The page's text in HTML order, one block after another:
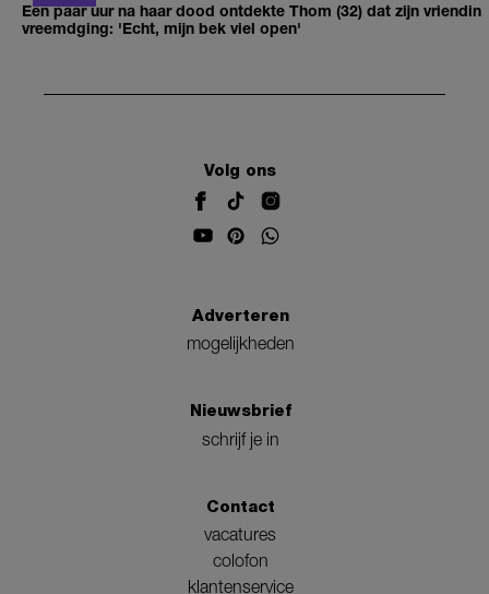
Een paar uur na haar dood ontdekte Thom (32) dat zijn vriendin
vreemdging: 'Echt, mijn bek viel open'
Volg ons
Adverteren
mogelijkheden
Nieuwsbrief
schrijf je in
Contact
vacatures
colofon
klantenservice